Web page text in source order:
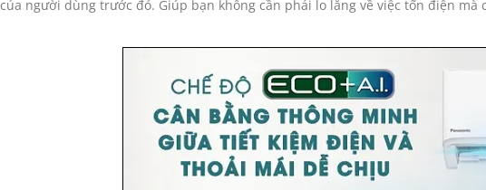
của người dùng trước đó. Giúp bạn không cần phải lo lắng về việc tốn điện